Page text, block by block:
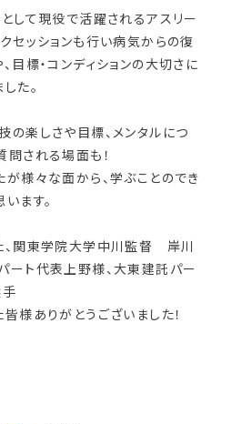
して現役で活躍されるアスリー
セッションも行い病気からの復
目標・コンディションの大切さに
た。
楽しさや目標、メンタルにつ
される場面も！
様々な面から、学ぶことのでき
ます。
、関東学院大学中川監督 岸川
ート代表上野様、大東建託パー
様ありがとうございました！